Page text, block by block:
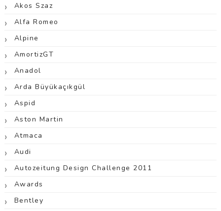
Akos Szaz
Alfa Romeo
Alpine
AmortizGT
Anadol
Arda Büyükaçıkgül
Aspid
Aston Martin
Atmaca
Audi
Autozeitung Design Challenge 2011
Awards
Bentley